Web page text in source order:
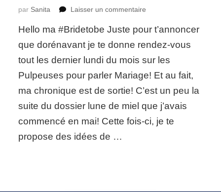
par Sanita Laisser un commentaire
news:
Ma
chronique
« Les
Pulpeuses »
Hello ma #Bridetobe Juste pour t’annoncer
que dorénavant je te donne rendez-vous
tout les dernier lundi du mois sur les
Pulpeuses pour parler Mariage! Et au fait,
ma chronique est de sortie! C’est un peu la
suite du dossier lune de miel que j’avais
commencé en mai! Cette fois-ci, je te
propose des idées de …